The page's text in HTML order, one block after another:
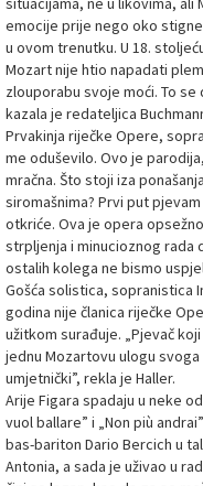
emocije prije nego oko
u ovom trenutku. U 18.
Mozart nije htio napadati
zlouporabu svoje moći. To
kazala je redateljica
Prvakinja riječke Opere,
me oduševilo. Ovo je
mračna. Što stoji iza
siromašnima? Prvi put
otkriće. Ova je opera
strpljenja i minucioznog
ostalih kolega ne bismo
Gošća solistica, sopranistica
godina nije članica riječke
užitkom surađuje. „Pjevač
jednu Mozartovu ulogu
umjetnički”, rekla je Haller.
Arije Figara spadaju u neke
vuol ballare” i „Non più
bas-bariton Dario Bercich u
Antonia, a sada je uživao u